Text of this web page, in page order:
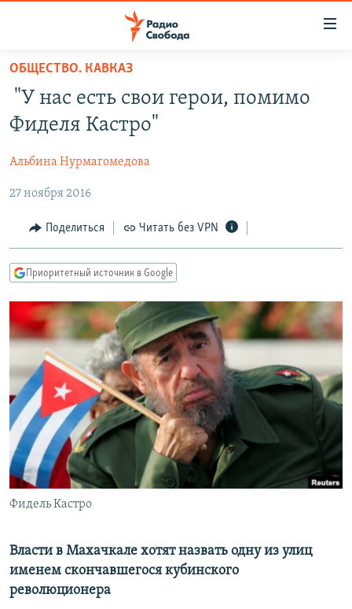
упрощенного
доступа
Вернуться
основному
Вернутся
главной
навигации
Вернутся
ПРОГРАММЫ
ПОДКАСТЫ
АВТОРСКИЕ ПРОЕКТЫ
ЦИТАТЫ СВОБОДЫ
МНЕНИЯ
КУЛЬТУРА
IDEL.РЕАЛИИ
КАВКАЗ.РЕАЛИИ
СЕВЕР.РЕАЛИИ
СИБИРЬ.РЕАЛИИ
РАСПИСАНИЕ ВЕЩАНИЯ
ПОДПИШИТЕСЬ НА РАССЫЛКУ
СОЦИАЛЬНЫЕ СЕТИ
Все сайты РСЕ/РС
ОБЩЕСТВО. КАВКАЗ
"У нас есть свои герои, помимо
Фиделя Кастро"
Альбина Нурмагомедова
27 ноября 2016
Поделиться Читать без VPN
Приоритетный источник в Google
Фидель Кастро
Власти в Махачкале хотят назвать одну из улиц
именем скончавшегося кубинского
революционера